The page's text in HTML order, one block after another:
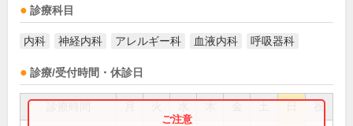
診療科目
内科 神経内科 アレルギー科 血液内科 呼吸器科
診療/受付時間・休診日
祝